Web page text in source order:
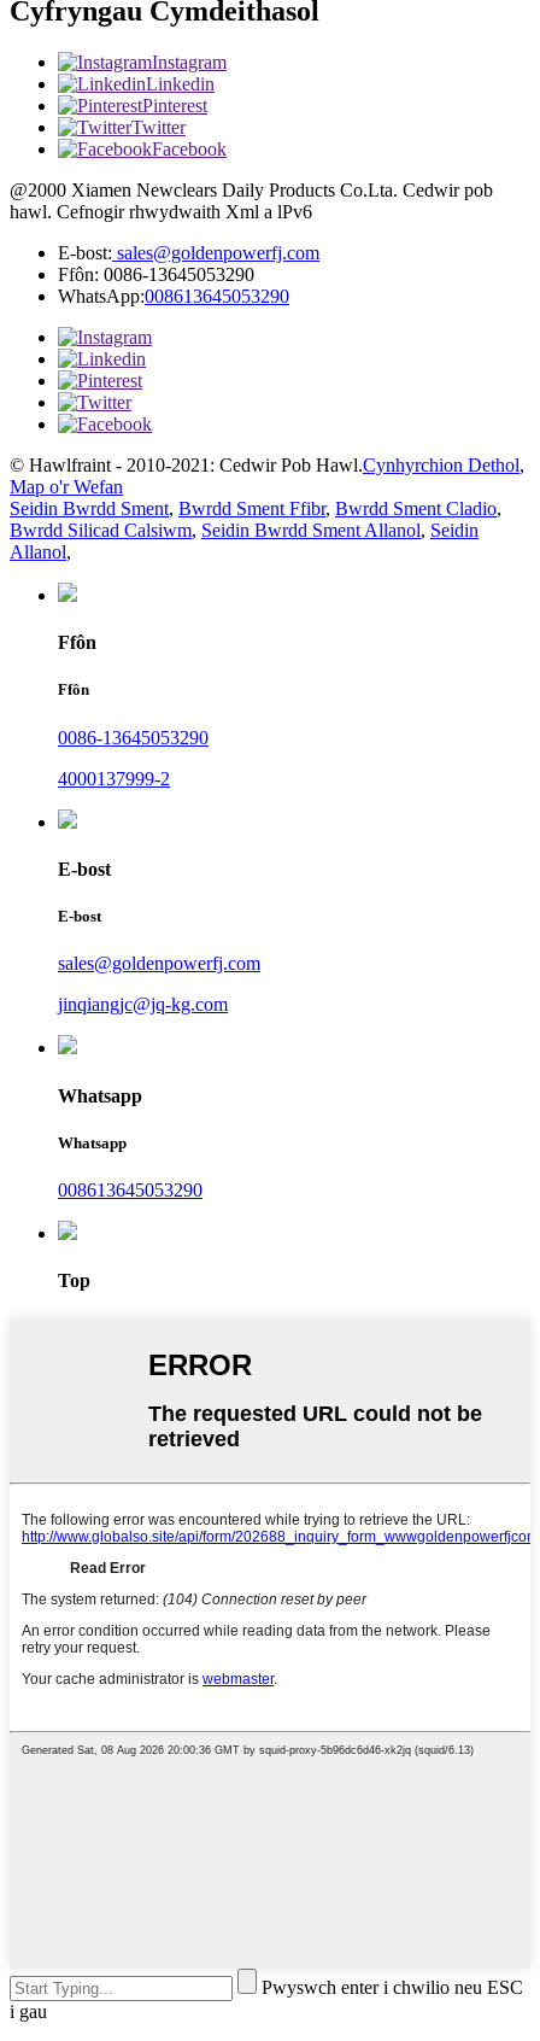
Cyfryngau Cymdeithasol
Instagram
Linkedin
Pinterest
Twitter
Facebook
@2000 Xiamen Newclears Daily Products Co.Lta. Cedwir pob
hawl. Cefnogir rhwydwaith Xml a lPv6
E-bost: sales@goldenpowerfj.com
Ffôn: 0086-13645053290
WhatsApp:008613645053290
© Hawlfraint - 2010-2021: Cedwir Pob Hawl.Cynhyrchion Dethol,
Map o'r Wefan
Seidin Bwrdd Sment, Bwrdd Sment Ffibr, Bwrdd Sment Cladio,
Bwrdd Silicad Calsiwm, Seidin Bwrdd Sment Allanol, Seidin
Allanol,
Ffôn
Ffôn
0086-13645053290
4000137999-2
E-bost
E-bost
sales@goldenpowerfj.com
jinqiangjc@jq-kg.com
Whatsapp
Whatsapp
008613645053290
Top
Pwyswch enter i chwilio neu ESC
i gau